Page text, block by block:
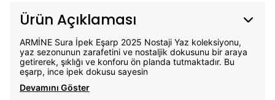
Ürün Açıklaması
ARMİNE Sura İpek Eşarp 2025 Nostaji Yaz koleksiyonu,
yaz sezonunun zarafetini ve nostaljik dokusunu bir araya
getirerek, şıklığı ve konforu ön planda tutmaktadır. Bu
eşarp, ince ipek dokusu sayesin
Devamını Göster